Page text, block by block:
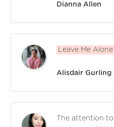
Dianna Allen
Leave Me
Alisdair Gurling
The attention to